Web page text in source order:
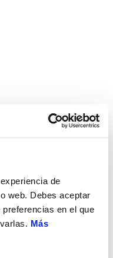
de
web. Debes aceptar
en el que
Más